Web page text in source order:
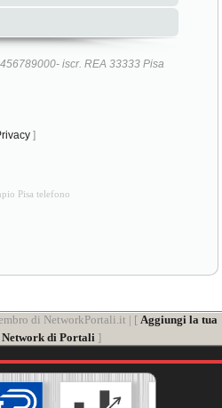
iscr. REA 33333 Pisa
]
Pisa telefono
di NetworkPortali.it | [ Aggiungi la tua
Network di Portali]